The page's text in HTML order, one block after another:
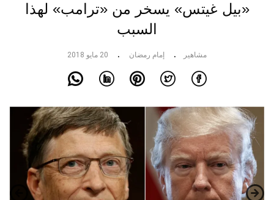
«بيل غيتس» يسخر من «ترامب» لهذا
السبب
مشاهير إمام رمضان 20 مايو 2018